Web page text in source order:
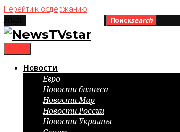
Перейти к содержанию
Поискsearch
Новости
Евро
Новости бизнеса
Новости Мир
Новости России
Новости Украины